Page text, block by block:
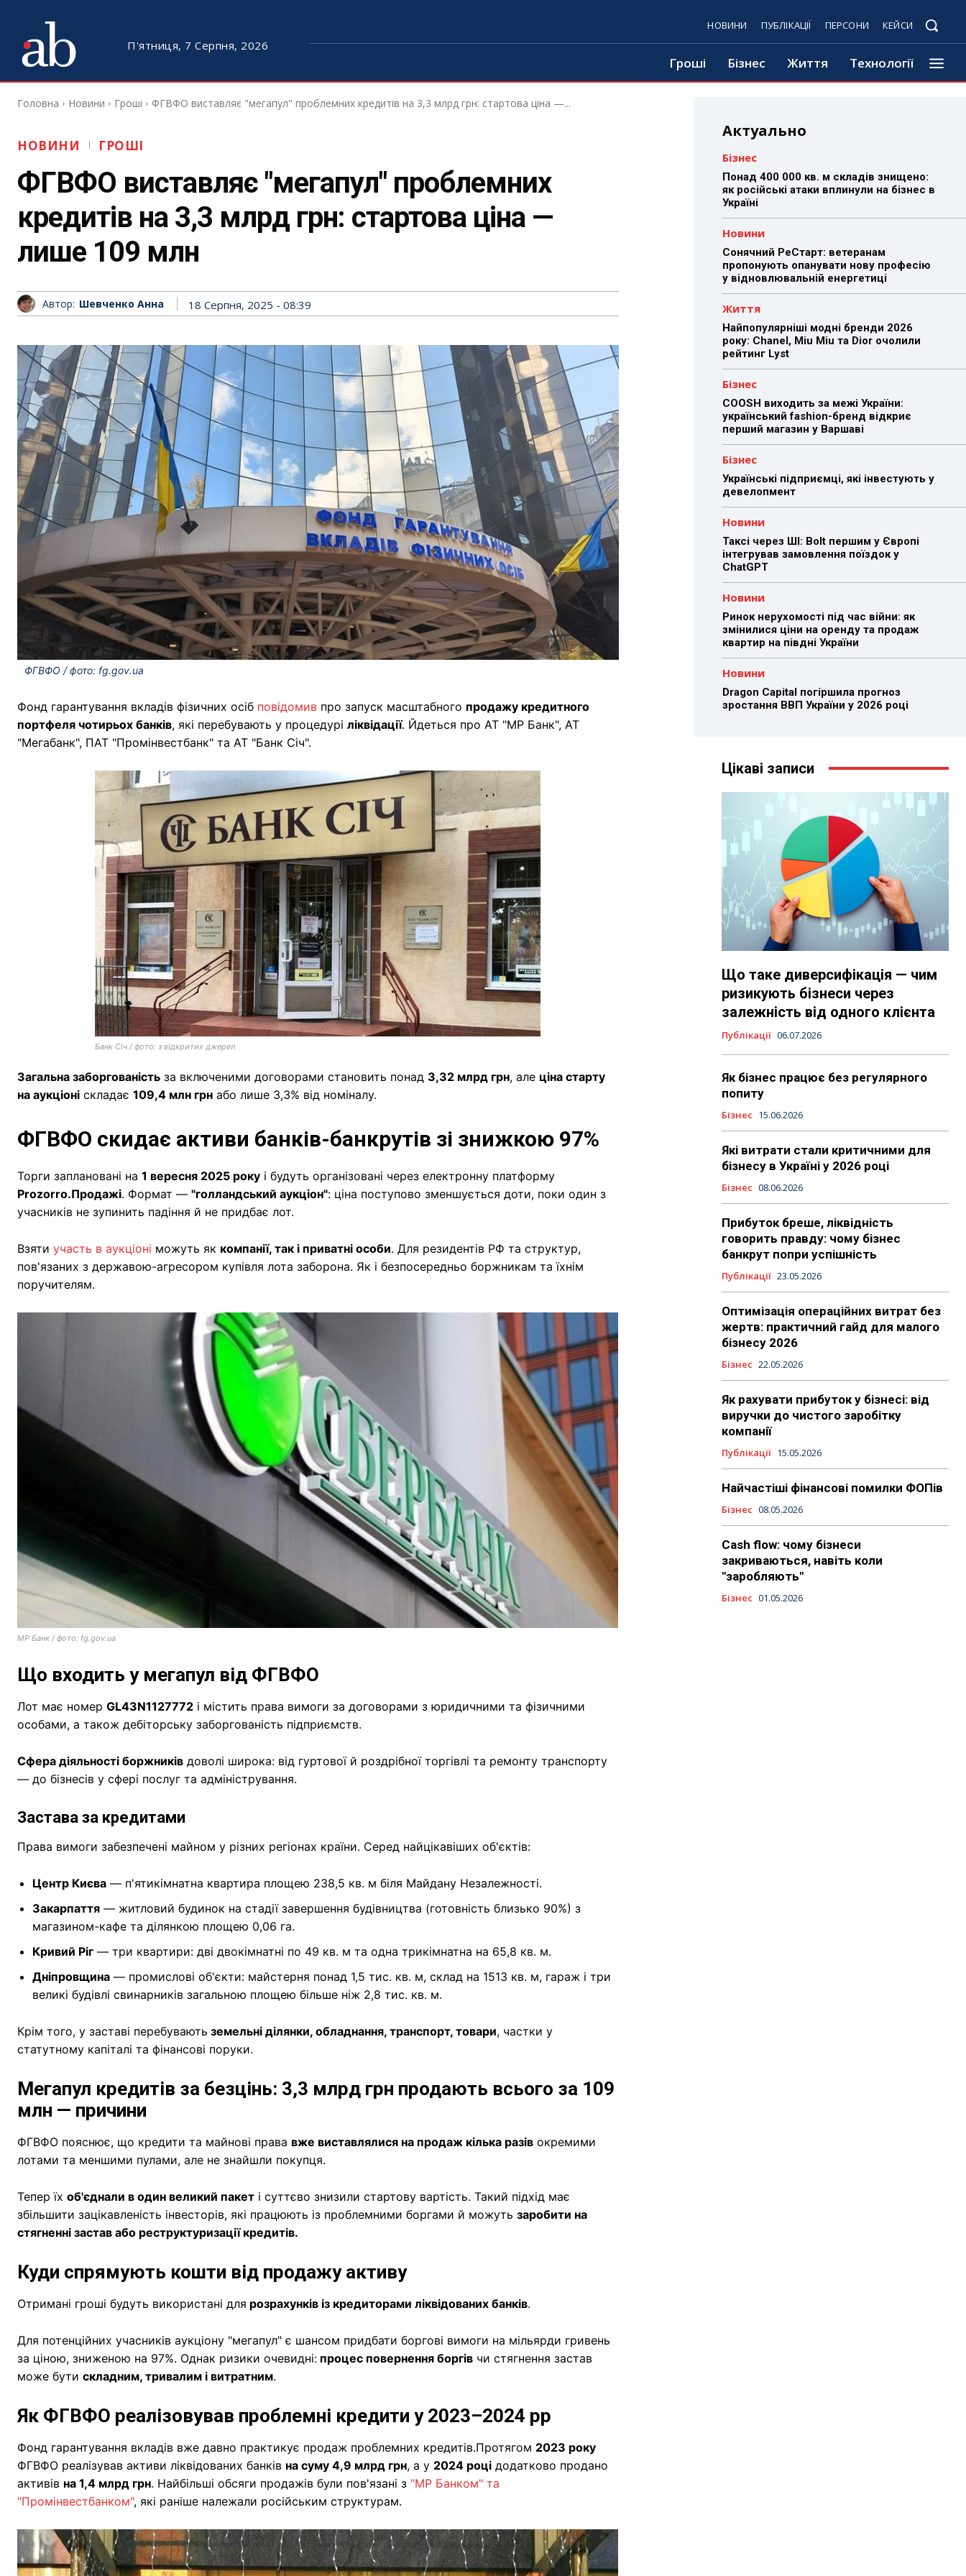
П'ятниця, 7 Серпня, 2026
НОВИНИ ПУБЛІКАЦІЇ ПЕРСОНИ КЕЙСИ
Гроші Бізнес Життя Технології
Головна Новини Гроші ФГВФО виставляє "мегапул" проблемних кредитів на 3,3 млрд грн: стартова ціна —...
НОВИНИ ГРОШІ
ФГВФО виставляє "мегапул" проблемних
кредитів на 3,3 млрд грн: стартова ціна —
лише 109 млн
Автор: Шевченко Анна 18 Серпня, 2025 - 08:39
ФГВФО / фото: fg.gov.ua
Фонд гарантування вкладів фізичних осіб повідомив про запуск масштабного продажу кредитного
портфеля чотирьох банків, які перебувають у процедурі ліквідації. Йдеться про АТ "МР Банк", АТ
"Мегабанк", ПАТ "Промінвестбанк" та АТ "Банк Січ".
Банк Січ / фото: з відкритих джерел
Загальна заборгованість за включеними договорами становить понад 3,32 млрд грн, але ціна старту
на аукціоні складає 109,4 млн грн або лише 3,3% від номіналу.
ФГВФО скидає активи банків-банкрутів зі знижкою 97%
Торги заплановані на 1 вересня 2025 року і будуть організовані через електронну платформу
Prozorro.Продажі. Формат — "голландський аукціон": ціна поступово зменшується доти, поки один з
учасників не зупинить падіння й не придбає лот.
Взяти участь в аукціоні можуть як компанії, так і приватні особи. Для резидентів РФ та структур,
пов'язаних з державою-агресором купівля лота заборона. Як і безпосередньо боржникам та їхнім
поручителям.
МР Банк / фото: fg.gov.ua
Що входить у мегапул від ФГВФО
Лот має номер GL43N1127772 і містить права вимоги за договорами з юридичними та фізичними
особами, а також дебіторську заборгованість підприємств.
Сфера діяльності боржників доволі широка: від гуртової й роздрібної торгівлі та ремонту транспорту
— до бізнесів у сфері послуг та адміністрування.
Застава за кредитами
Права вимоги забезпечені майном у різних регіонах країни. Серед найцікавіших об'єктів:
Центр Києва — п'ятикімнатна квартира площею 238,5 кв. м біля Майдану Незалежності.
Закарпаття — житловий будинок на стадії завершення будівництва (готовність близько 90%) з
магазином-кафе та ділянкою площею 0,06 га.
Кривий Ріг — три квартири: дві двокімнатні по 49 кв. м та одна трикімнатна на 65,8 кв. м.
Дніпровщина — промислові об'єкти: майстерня понад 1,5 тис. кв. м, склад на 1513 кв. м, гараж і три
великі будівлі свинарників загальною площею більше ніж 2,8 тис. кв. м.
Крім того, у заставі перебувають земельні ділянки, обладнання, транспорт, товари, частки у
статутному капіталі та фінансові поруки.
Мегапул кредитів за безцінь: 3,3 млрд грн продають всього за 109
млн — причини
ФГВФО пояснює, що кредити та майнові права вже виставлялися на продаж кілька разів окремими
лотами та меншими пулами, але не знайшли покупця.
Тепер їх об'єднали в один великий пакет і суттєво знизили стартову вартість. Такий підхід має
збільшити зацікавленість інвесторів, які працюють із проблемними боргами й можуть заробити на
стягненні застав або реструктуризації кредитів.
Куди спрямують кошти від продажу активу
Отримані гроші будуть використані для розрахунків із кредиторами ліквідованих банків.
Для потенційних учасників аукціону "мегапул" є шансом придбати боргові вимоги на мільярди гривень
за ціною, зниженою на 97%. Однак ризики очевидні: процес повернення боргів чи стягнення застав
може бути складним, тривалим і витратним.
Як ФГВФО реалізовував проблемні кредити у 2023–2024 рр
Фонд гарантування вкладів вже давно практикує продаж проблемних кредитів.Протягом 2023 року
ФГВФО реалізував активи ліквідованих банків на суму 4,9 млрд грн, а у 2024 році додатково продано
активів на 1,4 млрд грн. Найбільші обсяги продажів були пов'язані з "МР Банком" та
"Промінвестбанком", які раніше належали російським структурам.
Актуально
Бізнес
Понад 400 000 кв. м складів знищено:
як російські атаки вплинули на бізнес в
Україні
Новини
Сонячний РеСтарт: ветеранам
пропонують опанувати нову професію
у відновлювальній енергетиці
Життя
Найпопулярніші модні бренди 2026
року: Chanel, Miu Miu та Dior очолили
рейтинг Lyst
Бізнес
COOSH виходить за межі України:
український fashion-бренд відкриє
перший магазин у Варшаві
Бізнес
Українські підприємці, які інвестують у
девелопмент
Новини
Таксі через ШІ: Bolt першим у Європі
інтегрував замовлення поїздок у
ChatGPT
Новини
Ринок нерухомості під час війни: як
змінилися ціни на оренду та продаж
квартир на півдні України
Новини
Dragon Capital погіршила прогноз
зростання ВВП України у 2026 році
Цікаві записи
Що таке диверсифікація — чим
ризикують бізнеси через
залежність від одного клієнта
Публікації 06.07.2026
Як бізнес працює без регулярного
попиту
Бізнес 15.06.2026
Які витрати стали критичними для
бізнесу в Україні у 2026 році
Бізнес 08.06.2026
Прибуток бреше, ліквідність
говорить правду: чому бізнес
банкрут попри успішність
Публікації 23.05.2026
Оптимізація операційних витрат без
жертв: практичний гайд для малого
бізнесу 2026
Бізнес 22.05.2026
Як рахувати прибуток у бізнесі: від
виручки до чистого заробітку
компанії
Публікації 15.05.2026
Найчастіші фінансові помилки ФОПів
Бізнес 08.05.2026
Cash flow: чому бізнеси
закриваються, навіть коли
"заробляють"
Бізнес 01.05.2026